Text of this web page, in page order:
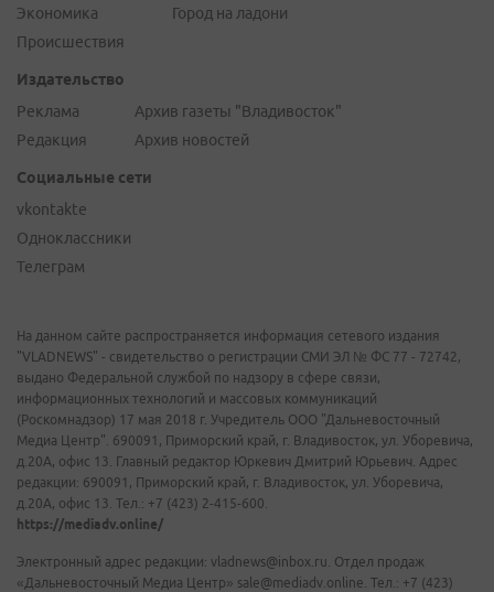
Экономика
Происшествия
Город на ладони
Издательство
Реклама
Редакция
Архив газеты "Владивосток"
Архив новостей
Социальные сети
vkontakte
Одноклассники
Телеграм
На данном сайте распространяется информация сетевого издания
"VLADNEWS" - свидетельство о регистрации СМИ ЭЛ № ФС 77 - 72742,
выдано Федеральной службой по надзору в сфере связи,
информационных технологий и массовых коммуникаций
(Роскомнадзор) 17 мая 2018 г. Учредитель ООО "Дальневосточный
Медиа Центр". 690091, Приморский край, г. Владивосток, ул. Уборевича,
д.20А, офис 13. Главный редактор Юркевич Дмитрий Юрьевич. Адрес
редакции: 690091, Приморский край, г. Владивосток, ул. Уборевича,
д.20А, офис 13. Тел.: +7 (423) 2-415-600.
https://mediadv.online/
Электронный адрес редакции: vladnews@inbox.ru. Отдел продаж
«Дальневосточный Медиа Центр» sale@mediadv.online. Тел.: +7 (423)